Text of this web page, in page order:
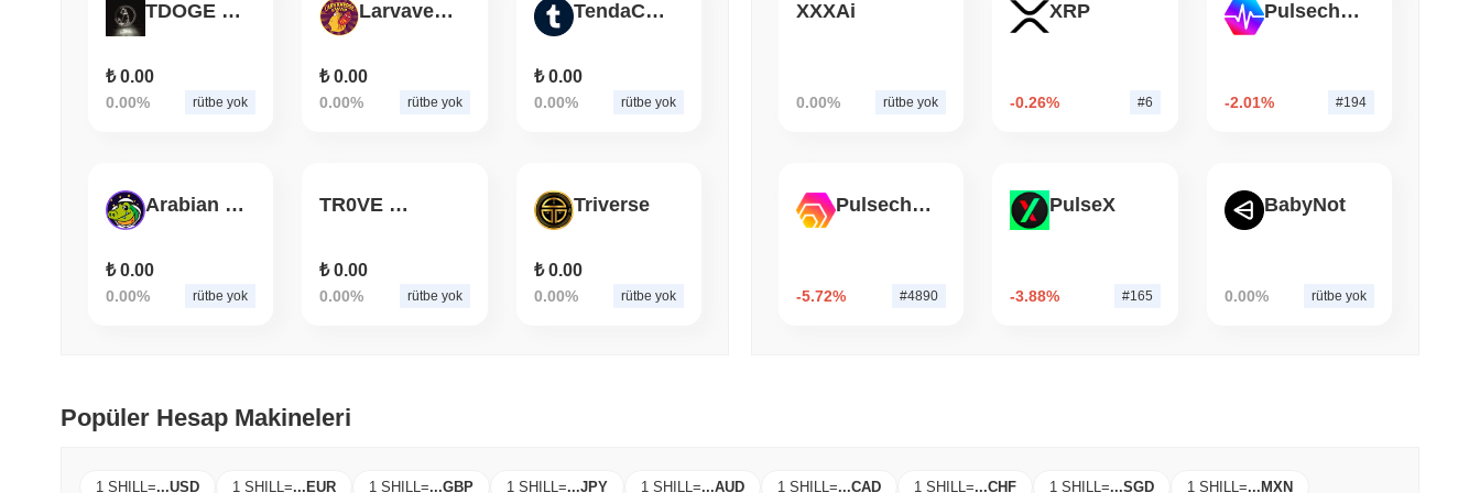
August 07 2026 3 min okunma
Lisansı Kazandı
TDOGE Black
₺ 0.00
0.00% rütbe yok
LarvaverseSwap
₺ 0.00
0.00% rütbe yok
TendaCoin
₺ 0.00
0.00% rütbe yok
Arabian Croge
₺ 0.00
0.00% rütbe yok
TR0VE Token
₺ 0.00
0.00% rütbe yok
Triverse
₺ 0.00
0.00% rütbe yok
XXXAi
0.00% rütbe yok
XRP
-0.26% #6
Pulsechain
-2.01% #194
Pulsechain Bridged HEX (Pulsechain)
-5.72% #4890
PulseX
-3.88% #165
BabyNot
0.00% rütbe yok
Popüler Hesap Makineleri
1 SHILL =...USD 1 SHILL =...EUR 1 SHILL =...GBP 1 SHILL =...JPY 1 SHILL =...AUD 1 SHILL =...CAD 1 SHILL =...CHF 1 SHILL =...SGD 1 SHILL =...MXN